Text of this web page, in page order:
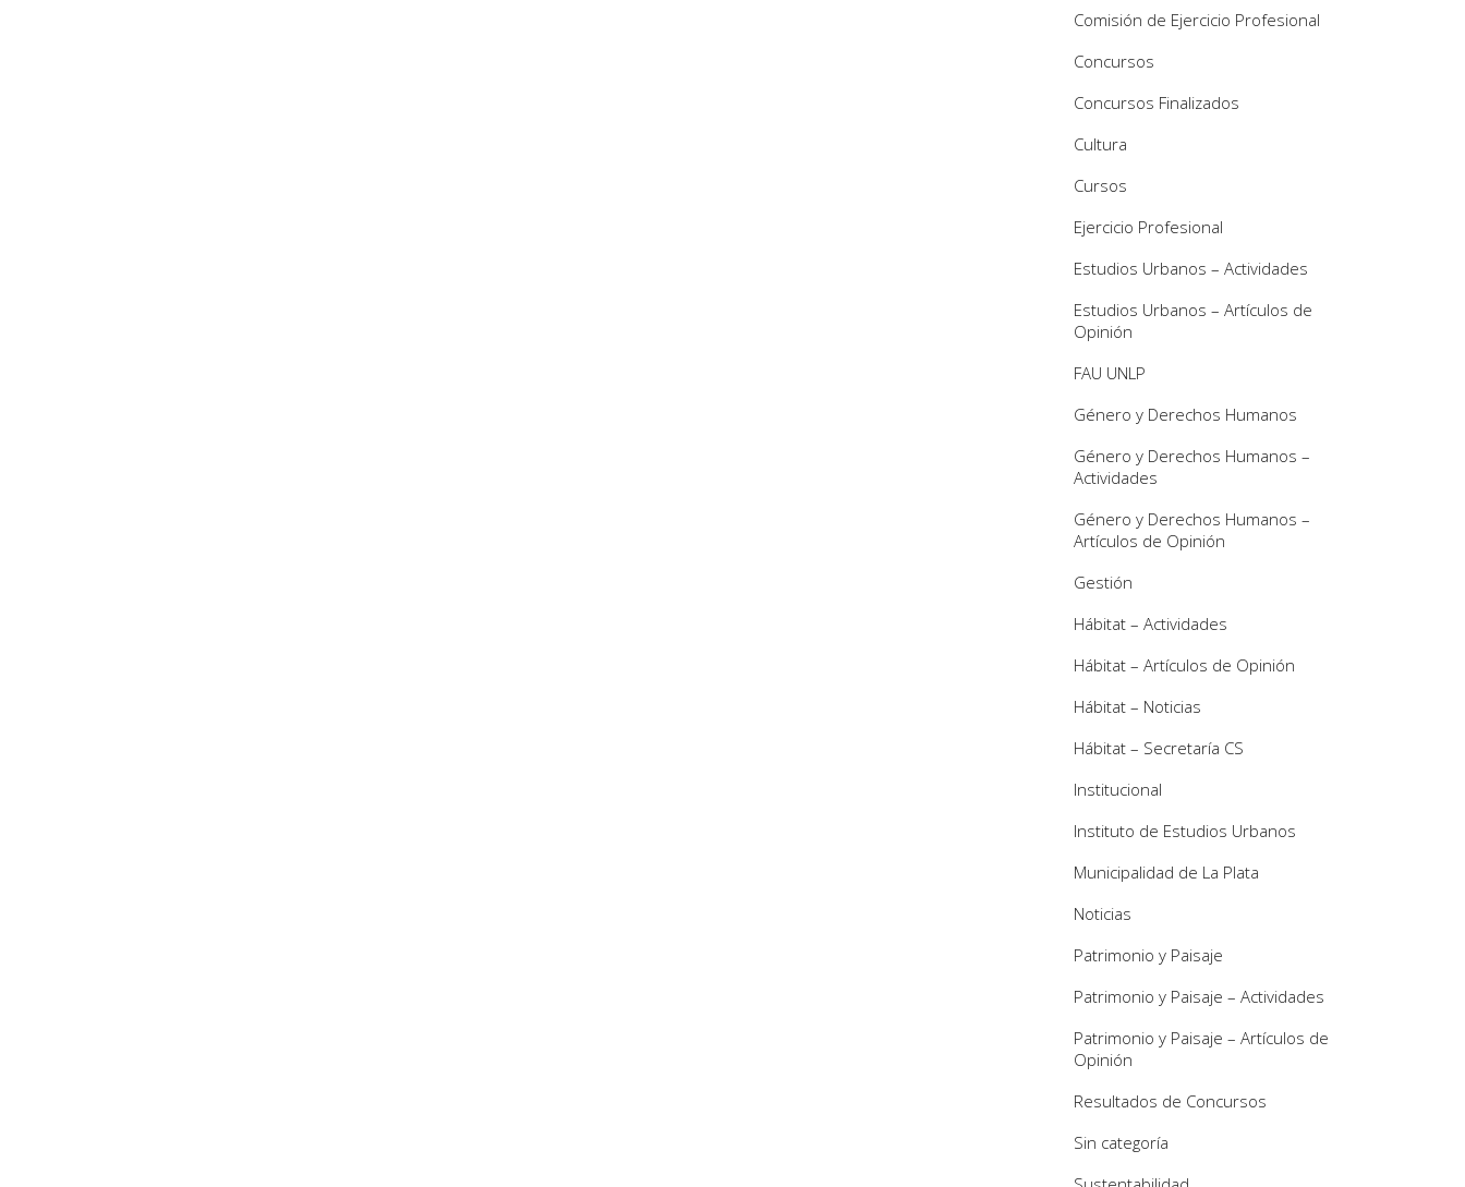
Comisión de Ejercicio Profesional
Concursos
Concursos Finalizados
Cultura
Cursos
Ejercicio Profesional
Estudios Urbanos – Actividades
Estudios Urbanos – Artículos de
Opinión
FAU UNLP
Género y Derechos Humanos
Género y Derechos Humanos –
Actividades
Género y Derechos Humanos –
Artículos de Opinión
Gestión
Hábitat – Actividades
Hábitat – Artículos de Opinión
Hábitat – Noticias
Hábitat – Secretaría CS
Institucional
Instituto de Estudios Urbanos
Municipalidad de La Plata
Noticias
Patrimonio y Paisaje
Patrimonio y Paisaje – Actividades
Patrimonio y Paisaje – Artículos de
Opinión
Resultados de Concursos
Sin categoría